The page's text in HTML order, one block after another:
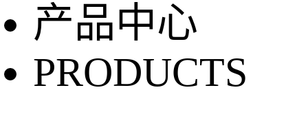
产品中心
PRODUCTS